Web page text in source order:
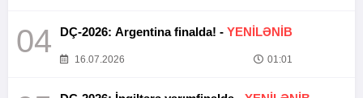
04 DÇ-2026: Argentina finalda! - YENİLƏNİB
16.07.2026 01:01